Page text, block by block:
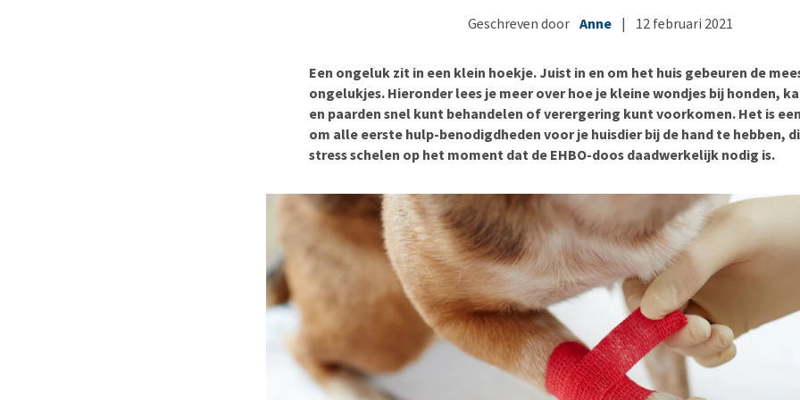
Vegan hondenvoer
Snacks
Bekijk alles
Voer- en drinkbakken
Puppy benodigdheden
Bekijk alles
Puppy apotheek
Bekijk alles
Bekijk alles
Ouderdom en dementie
Bekijk alles
Geschreven door Anne | 12 februari 2021
Een ongeluk zit in een klein hoekje. Juist in en om het huis gebeuren de
ongelukjes. Hieronder lees je meer over hoe je kleine wondjes bij honden,
en paarden snel kunt behandelen of verergering kunt voorkomen. Het is
om alle eerste hulp-benodigdheden voor je huisdier bij de hand te hebben,
stress schelen op het moment dat de EHBO-doos daadwerkelijk nodig is.